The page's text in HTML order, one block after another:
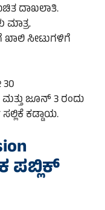
ದಾಖಲಾತಿ.
ಮಾತ್ರ.
ಸೀಟುಗಳಿಗೆ
ಜೂನ್ 3 ರಂದು
ಕಡ್ಡಾಯ.
ಪಬ್ಲಿಕ್